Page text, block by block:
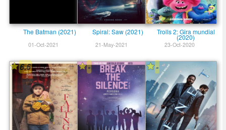
The Batman (2021)
01-Oct-2021
Spiral: Saw (2021)
21-May-2021
Trolls 2: Gira mundial
(2020)
23-Oct-2020
6.6 - -